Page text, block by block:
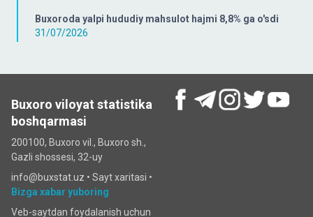
Buxoroda yalpi hududiy mahsulot hajmi 8,8% ga o'sdi
31/07/2026
Buxoro viloyat statistika
boshqarmasi
200100, Buxoro vil., Buxoro sh.,
Gazli shossesi, 32-uy
info@buxstat.uz • Sayt xaritasi •
Bizga xabar yuboring
Veb-saytdan foydalanish uchun